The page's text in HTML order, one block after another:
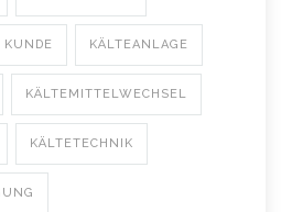
KUNDE KÄLTEANLAGE
KÄLTEMITTELWECHSEL
KÄLTETECHNIK